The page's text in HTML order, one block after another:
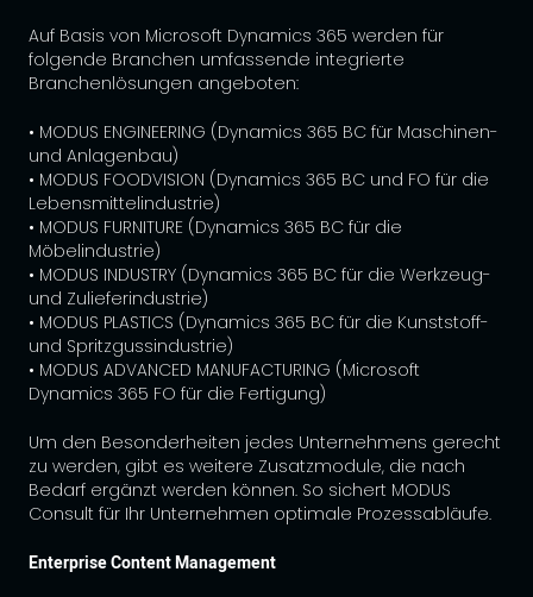
Auf Basis von Microsoft Dynamics 365 werden für
folgende Branchen umfassende integrierte
Branchenlösungen angeboten:
• MODUS ENGINEERING (Dynamics 365 BC für Maschinen-
und Anlagenbau)
• MODUS FOODVISION (Dynamics 365 BC und FO für die
Lebensmittelindustrie)
• MODUS FURNITURE (Dynamics 365 BC für die
Möbelindustrie)
• MODUS INDUSTRY (Dynamics 365 BC für die Werkzeug-
und Zulieferindustrie)
• MODUS PLASTICS (Dynamics 365 BC für die Kunststoff-
und Spritzgussindustrie)
• MODUS ADVANCED MANUFACTURING (Microsoft
Dynamics 365 FO für die Fertigung)
Um den Besonderheiten jedes Unternehmens gerecht
zu werden, gibt es weitere Zusatzmodule, die nach
Bedarf ergänzt werden können. So sichert MODUS
Consult für Ihr Unternehmen optimale Prozessabläufe.
Enterprise Content Management